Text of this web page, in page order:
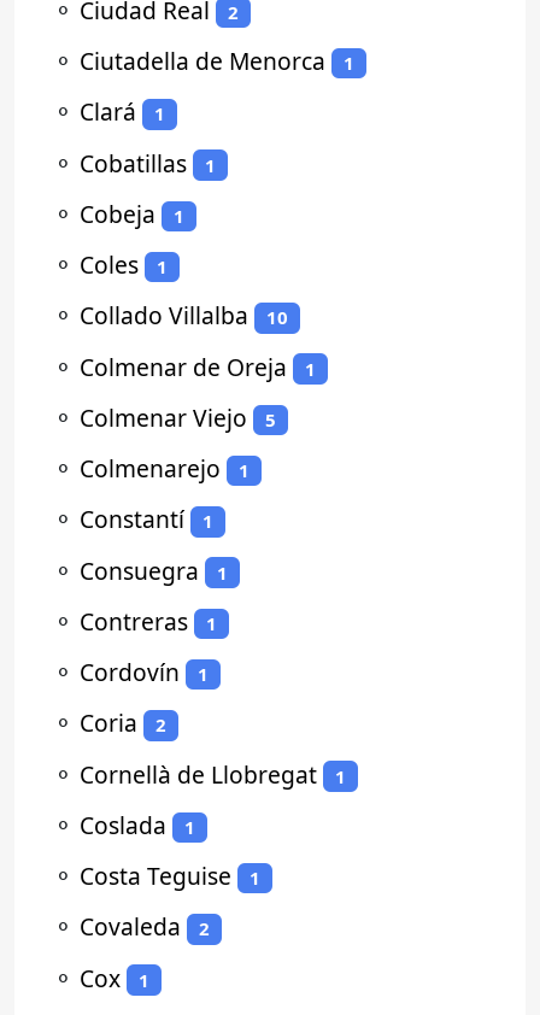
⚬ Ciudad Real 2
⚬ Ciutadella de Menorca 1
⚬ Clará 1
⚬ Cobatillas 1
⚬ Cobeja 1
⚬ Coles 1
⚬ Collado Villalba 10
⚬ Colmenar de Oreja 1
⚬ Colmenar Viejo 5
⚬ Colmenarejo 1
⚬ Constantí 1
⚬ Consuegra 1
⚬ Contreras 1
⚬ Cordovín 1
⚬ Coria 2
⚬ Cornellà de Llobregat 1
⚬ Coslada 1
⚬ Costa Teguise 1
⚬ Covaleda 2
⚬ Cox 1